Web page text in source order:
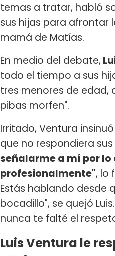
temas a tratar, habló
sus hijas para afrontar
mamá de Matías.
En medio del debate,
todo el tiempo a sus
tres menores de edad,
pibas morfen".
Irritado, Ventura
que no respondiera
señalarme a mí por lo
profesionalmente", lo
Estás hablando desde
bocadillo", se quejó Luis.
nunca te falté el
Luis Ventura le